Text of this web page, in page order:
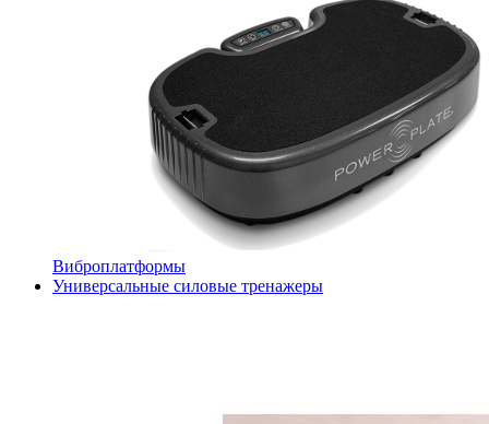
Виброплатформы
Универсальные силовые тренажеры